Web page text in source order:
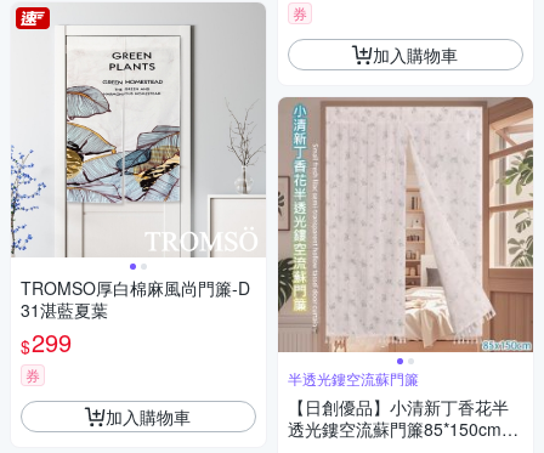
TROMSO厚白棉麻風尚門簾-D
31湛藍夏葉
$299
券
加入購物車
券
加入購物車
半透光鏤空流蘇門簾
【日創優品】小清新丁香花半
透光鏤空流蘇門簾85*150cm